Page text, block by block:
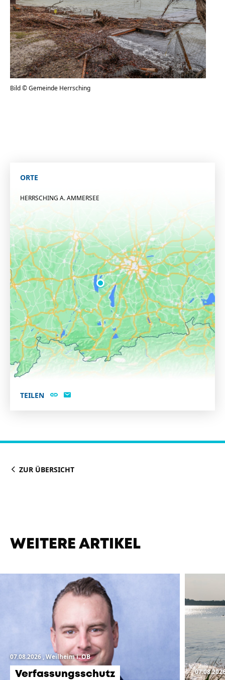
Amphibienschutz
Service
Nachgehört
Podcast
Newsletter
Zeit fürs Oberland
Bild © Gemeinde Herrsching
ORTE
HERRSCHING A. AMMERSEE
TEILEN
ZUR ÜBERSICHT
WEITERE ARTIKEL
07.08.2026, Weilheim i. OB
Verfassungsschutz